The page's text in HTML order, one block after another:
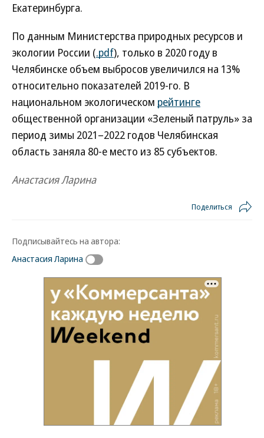
Екатеринбурга.
По данным Министерства природных ресурсов и
экологии России (.pdf), только в 2020 году в
Челябинске объем выбросов увеличился на 13%
относительно показателей 2019-го. В
национальном экологическом рейтинге
общественной организации «Зеленый патруль» за
период зимы 2021–2022 годов Челябинская
область заняла 80-е место из 85 субъектов.
Анастасия Ларина
Поделиться
Подписывайтесь на автора:
Анастасия Ларина